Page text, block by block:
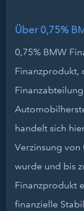
Über 0,75%
0,75% BMW
Finanzprodukt,
handelt sich
Verzinsung von
wurde und bis
Finanzprodukt
finanzielle